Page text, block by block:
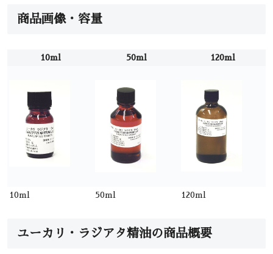
商品画像・容量
10ml 50ml 120ml
10ml 50ml 120ml
ユーカリ・ラジアタ精油の商品概要